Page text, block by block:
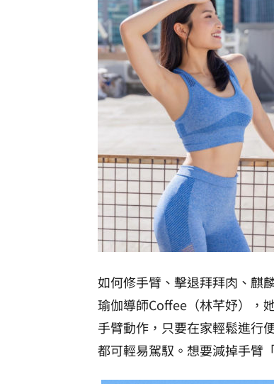
如何修手臂、擊退拜拜肉、麒
瑜伽導師Coffee（林芊妤），
手臂動作，只要在家輕鬆進行
都可輕易駕馭。想要減掉手臂